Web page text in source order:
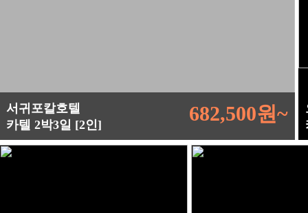
서귀포칼호텔
카텔 2박3일 [2인]
682,500원~